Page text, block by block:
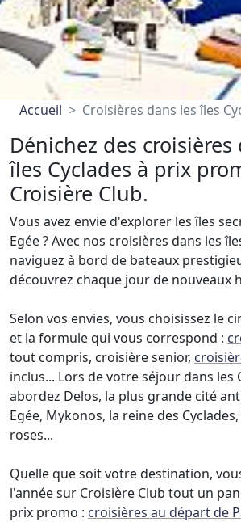
Accueil Croisières dans les îles
Dénichez des croisières
îles Cyclades à prix
Croisière Club.
Vous avez envie d'explorer les îles
Egée ? Avec nos croisières dans les
naviguez à bord de bateaux
découvrez chaque jour de nouveaux
Selon vos envies, vous choisissez le
et la formule qui vous correspond :
tout compris, croisière senior,
inclus... Lors de votre séjour dans les
abordez Delos, la plus grande cité
Egée, Mykonos, la reine des
roses...
Quelle que soit votre destination,
l'année sur Croisière Club tout un
prix promo : croisières au départ de